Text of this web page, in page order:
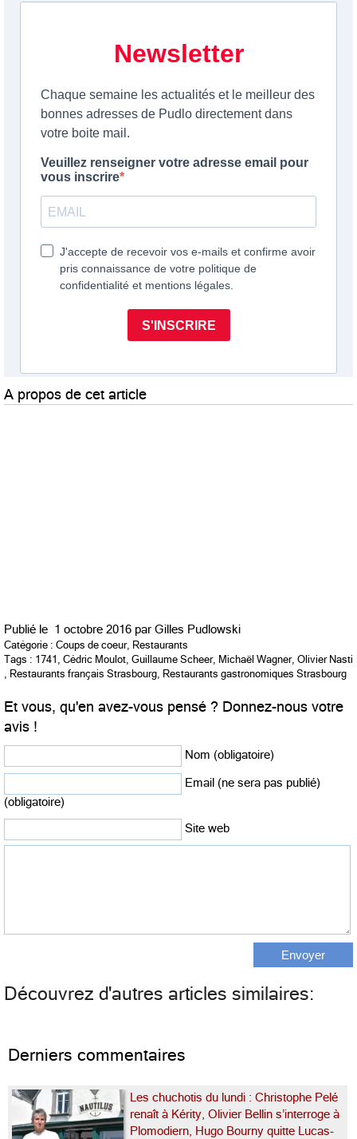
A propos de cet article
Publié le 1 octobre 2016 par Gilles Pudlowski
Catégorie : Coups de coeur, Restaurants
Tags : 1741 , Cédric Moulot, Guillaume Scheer, Michaël Wagner, Olivier Nasti
, Restaurants français Strasbourg, Restaurants gastronomiques Strasbourg
Et vous, qu'en avez-vous pensé ? Donnez-nous votre
avis !
Nom (obligatoire)
Email (ne sera pas publié)
(obligatoire)
Site web
Découvrez d'autres articles similaires:
Derniers commentaires
Les chuchotis du lundi : Christophe Pelé
renaît à Kérity, Olivier Bellin s’interroge à
Plomodiern, Hugo Bourny quitte Lucas-